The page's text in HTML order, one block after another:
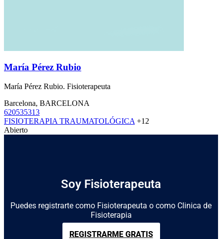
María Pérez Rubio
María Pérez Rubio. Fisioterapeuta
Barcelona, BARCELONA
620535313
FISIOTERAPIA TRAUMATOLÓGICA +12
Abierto
Soy Fisioterapeuta
Puedes registrarte como Fisioterapeuta o como Clinica de
Fisioterapia
REGISTRARME GRATIS